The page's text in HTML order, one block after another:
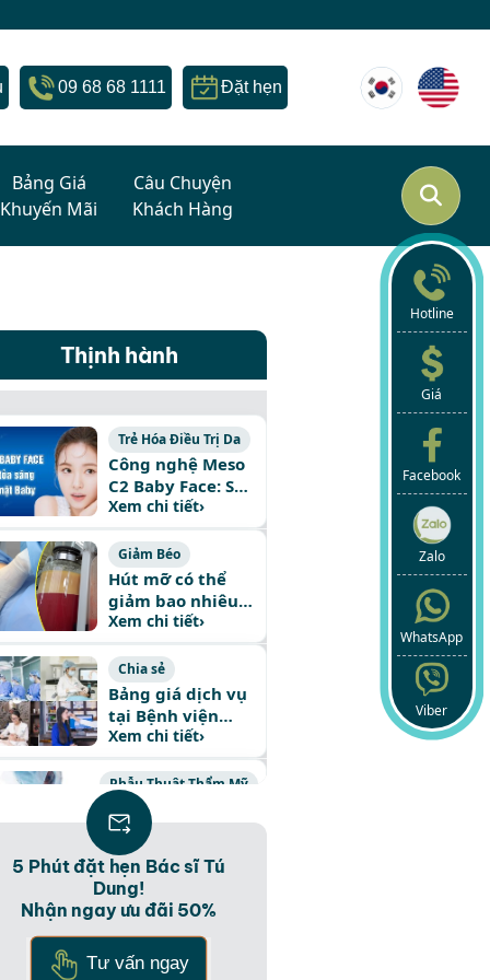
09 68 68 1111 Đặt hẹn
Bảng Giá
Khuyến Mãi
Câu Chuyện
Khách Hàng
Thịnh hành
Trẻ Hóa Điều Trị Da
Công nghệ Meso
C2 Baby Face: Sở
hữu làn da tỏa
Baby Face
Xem chi tiết›
Giảm Béo
Hút mỡ có thể
giảm bao nhiêu
kg cân nặng
Xem chi tiết›
Chia sẻ
Bảng giá dịch vụ
tại Bệnh viện
Thẩm mỹ Hàn
Xem chi tiết›
Phẫu Thuật Thẩm Mỹ
Chi phí phẫu thuật
chuyển giới nữ
thành nam bao
nhiêu tiền?
Xem chi tiết
Nâng Mũi
Nâng Mũi S Line
Plus – Công nghệ
thẩm mỹ hiện
Xem chi tiết
5 Phút đặt hẹn Bác sĩ Tú
Dung!
Nhận ngay ưu đãi 50%
Tư vấn ngay
Hotline
Giá
Facebook
Zalo
WhatsApp
Viber